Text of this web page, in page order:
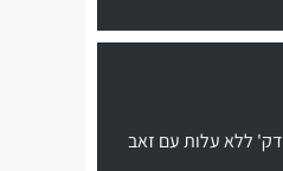
צרו קשר לתיאום שיחת ייעוץ של 30 דק' ללא עלות עם זאב